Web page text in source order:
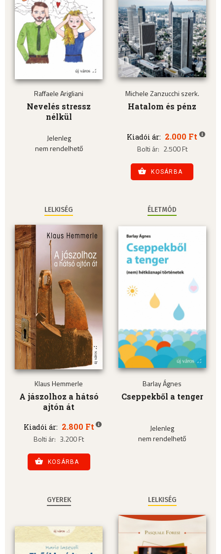
Raffaele Arigliani
Nevelés stressz
nélkül
Jelenleg
nem rendelhető
Michele Zanzucchi szerk.
Hatalom és pénz
Kiadói ár: 2.000 Ft
Bolti ár: 2.500 Ft
KOSÁRBA
LELKISÉG
Klaus Hemmerle
A jászolhoz a hátsó
ajtón át
Kiadói ár: 2.800 Ft
Bolti ár: 3.200 Ft
KOSÁRBA
ÉLETMÓD
Barlay Ágnes
Cseppekből a tenger
Jelenleg
nem rendelhető
GYEREK LELKISÉG